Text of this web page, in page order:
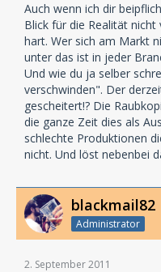
Auch wenn ich dir
Blick für die Realität
hart. Wer sich am Markt
unter das ist in jeder
Und wie du ja selber
verschwinden". Der
gescheitert!? Die
die ganze Zeit dies als
schlechte Produktionen
nicht. Und löst nebenbei
blackmail82
Administrator
2. September 2011